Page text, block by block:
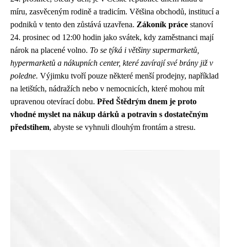
míru, zasvěceným rodině a tradicím. Většina obchodů, institucí a
podniků v tento den zůstává uzavřena. Zákoník práce stanoví
24. prosinec od 12:00 hodin jako svátek, kdy zaměstnanci mají
nárok na placené volno. To se týká i většiny supermarketů,
hypermarketů a nákupních center, které zavírají své brány již v
poledne. Výjimku tvoří pouze některé menší prodejny, například
na letištích, nádražích nebo v nemocnicích, které mohou mít
upravenou otevírací dobu. Před Štědrým dnem je proto
vhodné myslet na nákup dárků a potravin s dostatečným
předstihem, abyste se vyhnuli dlouhým frontám a stresu.